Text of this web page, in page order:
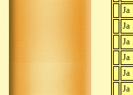
Ja
Ja
Ja
Ja
Ja
Ja